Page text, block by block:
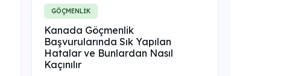
GÖÇMENLİK
Kanada Göçmenlik
Başvurularında Sık Yapılan
Hatalar ve Bunlardan Nasıl
Kaçınılır